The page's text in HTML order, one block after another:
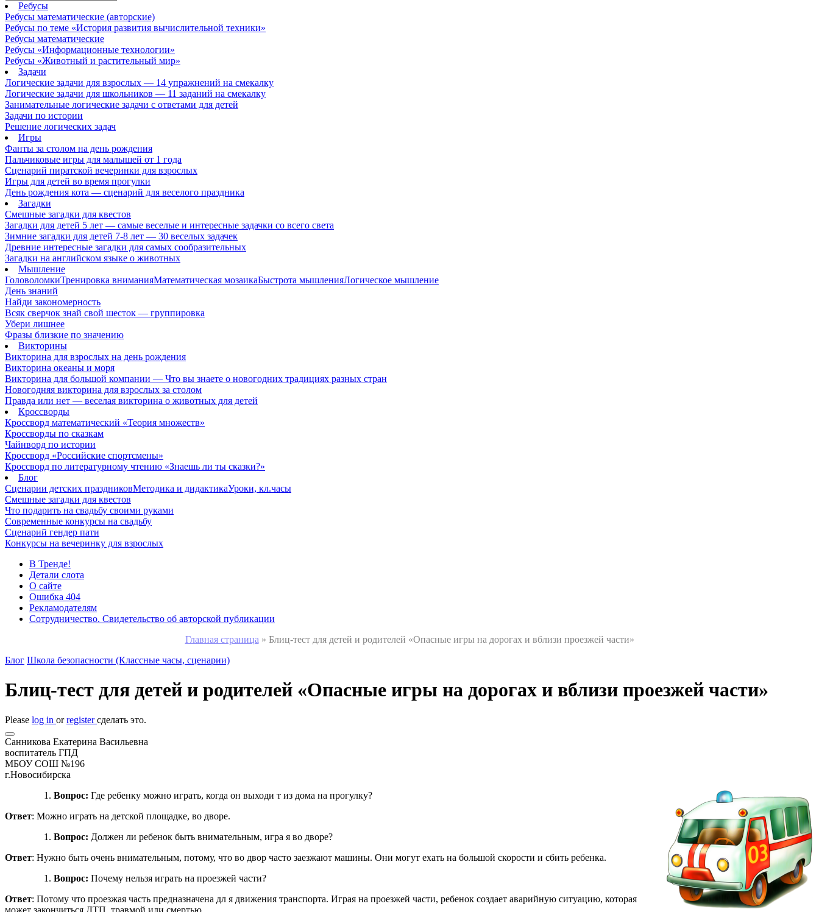
Ребусы
Ребусы математические (авторские)
Ребусы по теме «История развития вычислительной техники»
Ребусы математические
Ребусы «Информационные технологии»
Ребусы «Животный и растительный мир»
Задачи
Логические задачи для взрослых — 14 упражнений на смекалку
Логические задачи для школьников — 11 заданий на смекалку
Занимательные логические задачи с ответами для детей
Задачи по истории
Решение логических задач
Игры
Фанты за столом на день рождения
Пальчиковые игры для малышей от 1 года
Сценарий пиратской вечеринки для взрослых
Игры для детей во время прогулки
День рождения кота — сценарий для веселого праздника
Загадки
Смешные загадки для квестов
Загадки для детей 5 лет — самые веселые и интересные задачки со всего света
Зимние загадки для детей 7-8 лет — 30 веселых задачек
Древние интересные загадки для самых сообразительных
Загадки на английском языке о животных
Мышление
ГоловоломкиТренировка вниманияМатематическая мозаикаБыстрота мышленияЛогическое мышление
День знаний
Найди закономерность
Всяк сверчок знай свой шесток — группировка
Убери лишнее
Фразы близкие по значению
Викторины
Викторина для взрослых на день рождения
Викторина океаны и моря
Викторина для большой компании — Что вы знаете о новогодних традициях разных стран
Новогодняя викторина для взрослых за столом
Правда или нет — веселая викторина о животных для детей
Кроссворды
Кроссворд математический «Теория множеств»
Кроссворды по сказкам
Чайнворд по истории
Кроссворд «Российские спортсмены»
Кроссворд по литературному чтению «Знаешь ли ты сказки?»
Блог
Сценарии детских праздниковМетодика и дидактикаУроки, кл.часы
Смешные загадки для квестов
Что подарить на свадьбу своими руками
Современные конкурсы на свадьбу
Сценарий гендер пати
Конкурсы на вечеринку для взрослых
В Тренде!
Детали слота
О сайте
Ошибка 404
Рекламодателям
Сотрудничество. Свидетельство об авторской публикации
Главная страница » Блиц-тест для детей и родителей «Опасные игры на дорогах и вблизи проезжей части»
Блог Школа безопасности (Классные часы, сценарии)
Блиц-тест для детей и родителей «Опасные игры на дорогах и вблизи проезжей части»
Please log in orregisterсделать это.
Санникова Екатерина Васильевна
воспитатель ГПД
МБОУ СОШ №196
г.Новосибирска
Вопрос: Где ребенку можно играть, когда он выходи т из дома на прогулку?
Ответ: Можно играть на детской площадке, во дворе.
Вопрос: Должен ли ребенок быть внимательным, игра я во дворе?
Ответ: Нужно быть очень внимательным, потому, что во двор часто заезжают машины. Они могут ехать на большой скорости и сбить ребенка.
Вопрос: Почему нельзя играть на проезжей части?
Ответ: Потому что проезжая часть предназначена дл я движения транспорта. Играя на проезжей части, ребенок создает аварийную ситуацию, которая
может закончиться ДТП, травмой или смертью.